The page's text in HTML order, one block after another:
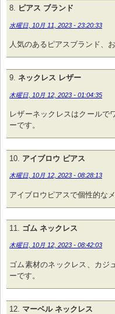
ピアス ブランド
水曜日, 10月 11, 2023 - 23:20:33
人気のあるピアスブランド、
ネックレス レザー
木曜日, 10月 12, 2023 - 01:04:35
レザーネックレスはクールで
ーです。
アイブロウ ピアス
木曜日, 10月 12, 2023 - 08:28:13
アイブロウピアスで個性的な
ゴム ネックレス
木曜日, 10月 12, 2023 - 08:42:03
ゴム素材のネックレス、カジ
ーです。
マーベル ネックレス